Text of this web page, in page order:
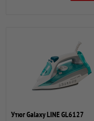
Утюг Galaxy LINE GL6127